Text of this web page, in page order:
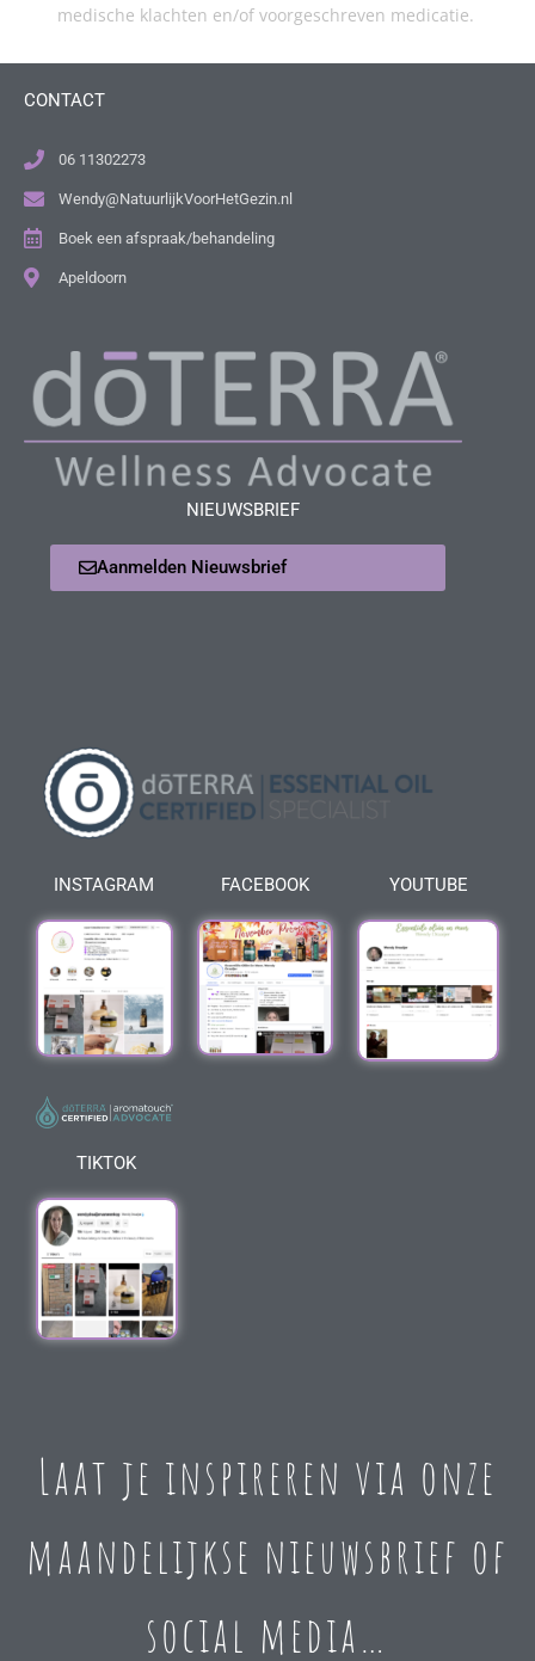
medische klachten en/of voorgeschreven medicatie.
CONTACT
06 11302273
Wendy@NatuurlijkVoorHetGezin.nl
Boek een afspraak/behandeling
Apeldoorn
NIEUWSBRIEF
Aanmelden Nieuwsbrief
INSTAGRAM FACEBOOK YOUTUBE
TIKTOK
Laat je inspireren via onze
maandelijkse nieuwsbrief of
social media…